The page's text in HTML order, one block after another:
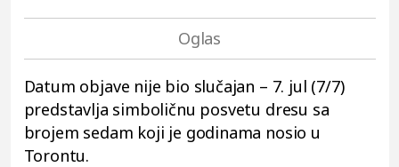
Datum objave nije bio slučajan – 7. jul (7/7)
predstavlja simboličnu posvetu dresu sa
brojem sedam koji je godinama nosio u
Torontu.